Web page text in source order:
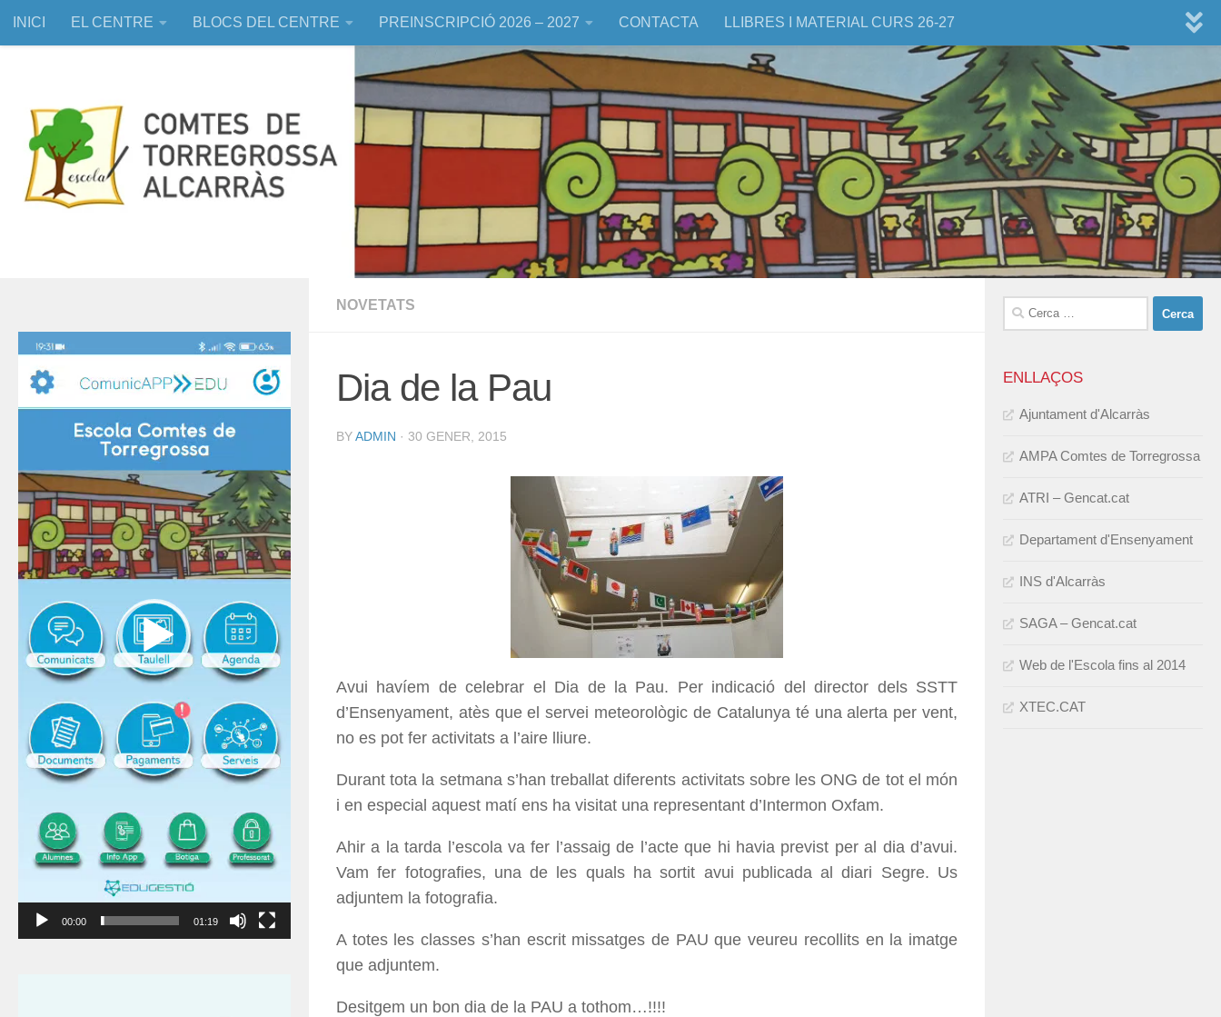
Skip to content
INICI EL CENTRE BLOCS DEL CENTRE PREINSCRIPCIÓ 2026 – 2027 CONTACTA LLIBRES I MATERIAL CURS 26-27
NOVETATS
Dia de la Pau
BYADMIN · 30 GENER, 2015
Avui havíem de celebrar el Dia de la Pau. Per indicació del director dels SSTT
d’Ensenyament, atès que el servei meteorològic de Catalunya té una alerta per vent,
no es pot fer activitats a l’aire lliure.
Durant tota la setmana s’han treballat diferents activitats sobre les ONG de tot el món
i en especial aquest matí ens ha visitat una representant d’Intermon Oxfam.
Ahir a la tarda l’escola va fer l’assaig de l’acte que hi havia previst per al dia d’avui.
Vam fer fotografies, una de les quals ha sortit avui publicada al diari Segre. Us
adjuntem la fotografia.
A totes les classes s’han escrit missatges de PAU que veureu recollits en la imatge
que adjuntem.
Desitgem un bon dia de la PAU a tothom…!!!!
Reproductor
vídeo
00:00 01:19
Cerca:
ENLLAÇOS
Ajuntament d'Alcarràs
AMPA Comtes de Torregrossa
ATRI – Gencat.cat
Departament d'Ensenyament
INS d'Alcarràs
SAGA – Gencat.cat
Web de l'Escola fins al 2014
XTEC.CAT